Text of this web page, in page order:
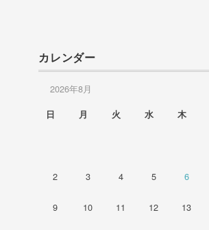
カレンダー
2026年8月
日 月 火 水 木
2 3 4 5 6
9 10 11 12 13